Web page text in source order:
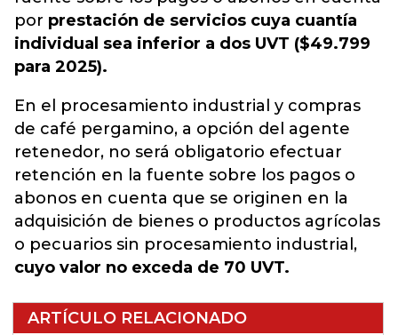
por prestación de servicios cuya cuantía
individual sea inferior a dos UVT ($49.799
para 2025).
En el procesamiento industrial y compras
de café pergamino, a opción del agente
retenedor, no será obligatorio efectuar
retención en la fuente sobre los pagos o
abonos en cuenta que se originen en la
adquisición de bienes o productos agrícolas
o pecuarios sin procesamiento industrial,
cuyo valor no exceda de 70 UVT.
ARTÍCULO RELACIONADO